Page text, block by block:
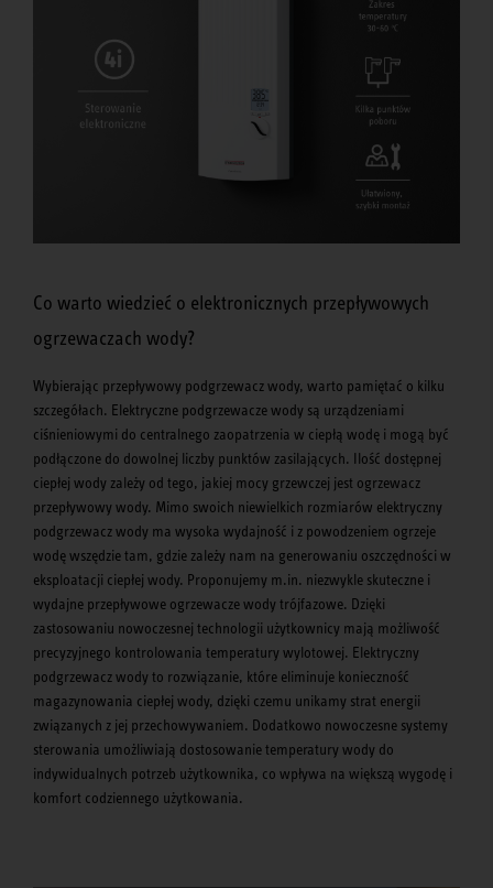
Co warto wiedzieć o elektronicznych przepływowych
ogrzewaczach wody?
Wybierając przepływowy podgrzewacz wody, warto pamiętać o kilku
szczegółach. Elektryczne podgrzewacze wody są urządzeniami
ciśnieniowymi do centralnego zaopatrzenia w ciepłą wodę i mogą być
podłączone do dowolnej liczby punktów zasilających. Ilość dostępnej
ciepłej wody zależy od tego, jakiej mocy grzewczej jest ogrzewacz
przepływowy wody. Mimo swoich niewielkich rozmiarów elektryczny
podgrzewacz wody ma wysoka wydajność i z powodzeniem ogrzeje
wodę wszędzie tam, gdzie zależy nam na generowaniu oszczędności w
eksploatacji ciepłej wody. Proponujemy m.in. niezwykle skuteczne i
wydajne przepływowe ogrzewacze wody trójfazowe. Dzięki
zastosowaniu nowoczesnej technologii użytkownicy mają możliwość
precyzyjnego kontrolowania temperatury wylotowej. Elektryczny
podgrzewacz wody to rozwiązanie, które eliminuje konieczność
magazynowania ciepłej wody, dzięki czemu unikamy strat energii
związanych z jej przechowywaniem. Dodatkowo nowoczesne systemy
sterowania umożliwiają dostosowanie temperatury wody do
indywidualnych potrzeb użytkownika, co wpływa na większą wygodę i
komfort codziennego użytkowania.